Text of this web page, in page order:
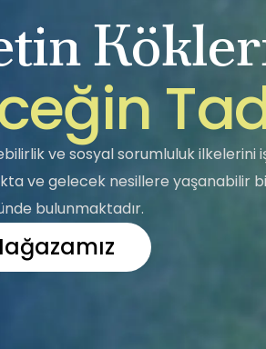
eğin Ta
ve sosyal sorumluluk ilkelerini
ve gelecek nesillere yaşanabilir
bulunmaktadır.